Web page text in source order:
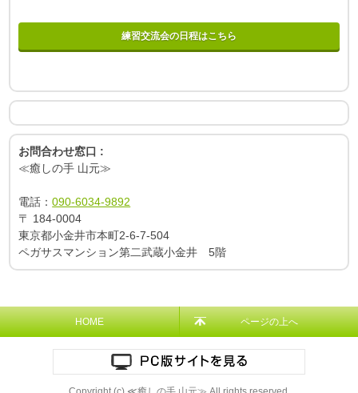
練習交流会の日程はこちら
お問合わせ窓口 :
≪癒しの手 山元≫
電話：090-6034-9892
〒 184-0004
東京都小金井市本町2-6-7-504
ペガサスマンション第二武蔵小金井 5階
HOME ページの上へ